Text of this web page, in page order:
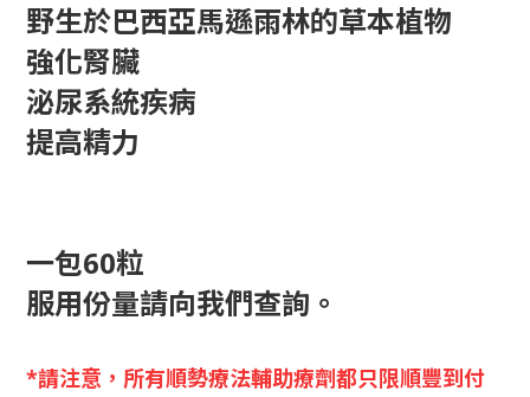
野生於巴西亞馬遜雨林的草本植物
強化腎臟
泌尿系統疾病
提高精力
一包60粒
服用份量請向我們查詢。
*請注意，所有順勢療法輔助療劑都只限順豐到付